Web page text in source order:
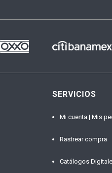
SERVICIOS
Mi cuenta | Mis
Rastrear compra
Catálogos